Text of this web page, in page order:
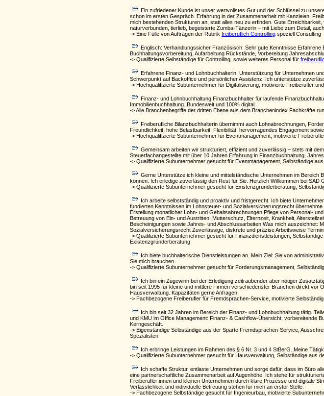
Ein zufriedener Kunde ist unser wertvollstes Gut und der Schlüssel zu
schon im ersten Gespräch. Erfahrung in der Zusammenarbeit mit Kanzleien,
mich bestehenden Strukturen an, statt alles neu zu erfinden. Gute
naturverbunden, tierlieb, begeisterte Zumba-Tänzerin – mit Liebe zum Detail,
-> Eine Fülle von Aufträgen der Rubrik freiberuflich Controlling speziell Consulting
Englisch: Verhandlungssicher Französisch: Sehr gute Kenntnisse
Buchhaltungsvorbereitung, Aufarbeitung Rückstände, Vorbereitung
-> Qualifizierte Selbständige für Controlling, sowie weiteres Personal für
Erfahrene Finanz- und Lohnbuchhalterin. Unterstützung für Unternehmen
Schwerpunkt auf Backoffice und persönlicher Assistenz. Ich unterstütze
-> Hochqualifizierte Subunternehmer für Digitalisierung, motivierte Freiberufler
Finanz- und Lohnbuchhaltung Finanzbuchhalter für laufende
Immobilienbuchhaltung. Bundesweit und 100% digital.
-> Alle Branchenbegriffe der dritten Ebene aus dem Branchenindex Fachkräfte
Freiberufliche Bilanzbuchhalterin übernimmt auch Lohnabrechnungen,
Freundlichkeit, hohe Belastbarkeit, Flexibilität, hervorragendes Engagement
-> Hochqualifizierte Subunternehmer für Eventmanagement, motivierte
Gemeinsam arbeiten wir strukturiert, effizient und zuverlässig – stets mit
Steuerfachangestellte mit über 10 Jahren Erfahrung in Finanzbuchhaltung,
-> Qualifizierte Subunternehmer gesucht für Eventmanagement, Selbständige
Gerne Unterstütze ich kleine und mittelständische Unternehmen im Bereich
können. Ich erledige zuverlässig den Rest für Sie. Herzlich Willkommen bei
-> Qualifizierte Subunternehmer gesucht für Existenzgründerberatung,
Ich arbeite selbstständig und proaktiv und fristgerecht. Ich biete
fundierten Kenntnissen im Lohnsteuer- und Sozialversicherungsrecht
Erstellung monatlicher Lohn- und Gehaltsabrechnungen Pflege von Personal-
Betreuung von Ein- und Austritten, Mutterschutz, Elternzeit, Krankheit,
Bescheinigungen sowie Jahres- und Abschlussarbeiten Was mich auszeichnet:
Sozialversicherungsrecht Zuverlässige, diskrete und präzise Arbeitsweise
-> Qualifizierte Subunternehmer gesucht für Finanzdienstleistungen,
Existenzgründerberatung
Ich biete buchhalterische Dienstleistungen an. Mein Ziel: Sie von
Sie mich brauchen.
-> Qualifizierte Subunternehmer gesucht für Forderungsmanagement,
Ich bin ein Zugewinn bei der Erledigung zeitraubender aber nötiger
bin seit 1995 für kleine und mittlere Firmen verschiedenster Branchen direkt vor
Hausverwaltung. Kapazitäten gerne Anfragen.
-> Fachbezogene Freiberufler für Fremdsprachen-Service, motivierte
Ich bin seit 32 Jahren im Bereich der Finanz- und Lohnbuchhaltung tätig.
und KMU im Office Management: Finanz- & Cashflow-Übersicht, vorbereitende
Kerngeschäft.
-> Eigenständige Selbständige aus der Sparte Fremdsprachen-Service,
Spezialisten
Ich erbringe Leistungen im Rahmen des § 6 Nr. 3 und 4 StBerG. Meine
-> Qualifizierte Subunternehmer gesucht für Hausverwaltung, Selbständige aus
Ich schaffe Struktur, entlaste Unternehmen und sorge dafür, dass im Büro
eine partnerschaftliche Zusammenarbeit auf Augenhöhe. Ich stehe für
Freiberufler:innen und kleinen Unternehmen durch klare Prozesse und digitale
Verlässlichkeit und individuelle Betreuung stehen für mich an erster Stelle.
-> Fachbezogene Selbständige gesucht für Ingenieurbau, motivierte